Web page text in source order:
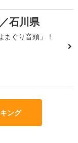
石川県
ぐり音頭」！
ング